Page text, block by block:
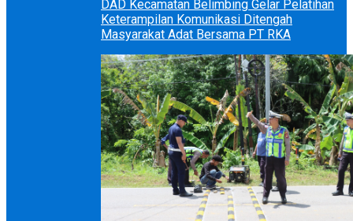
DAD Kecamatan Belimbing Gelar Pelatihan
Keterampilan Komunikasi Ditengah
Masyarakat Adat Bersama PT RKA